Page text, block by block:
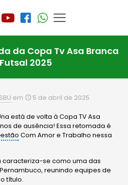
da Copa Tv Asa Branca
2025
em 5 de abril de 2025
está de volta à Copa TV Asa
de ausência! Essa retomada é
Com Amor e Trabalhonessa
caracteriza-se como uma das
reunindo equipes de
título.